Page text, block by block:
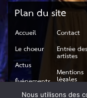
Plan du site
Accueil
Le choeur
Actus
Événements
Contact
Entrée des
artistes
Mentions
légales
Nous utilisons des